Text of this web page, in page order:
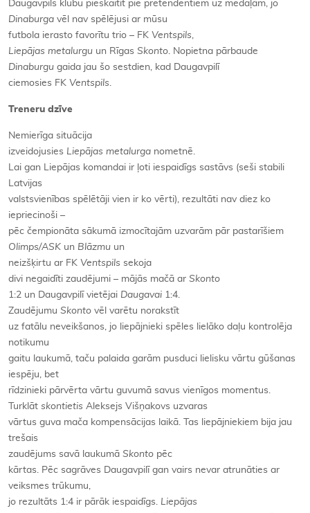
Daugavpils klubu pieskaitīt pie pretendentiem uz medaļām, jo
Dinaburga vēl nav spēlējusi ar mūsu
futbola ierasto favorītu trio – FK Ventspils,
Liepājas metalurgu un Rīgas Skonto. Nopietna pārbaude
Dinaburgu gaida jau šo sestdien, kad Daugavpilī
ciemosies FK Ventspils.
Treneru dzīve
Nemierīga situācija
izveidojusies Liepājas metalurga nometnē.
Lai gan Liepājas komandai ir ļoti iespaidīgs sastāvs (seši stabili
Latvijas
valstsvienības spēlētāji vien ir ko vērti), rezultāti nav diez ko
iepriecinoši –
pēc čempionāta sākumā izmocītajām uzvarām pār pastarīšiem
Olimps/ASK un Blāzmu un
neizšķirtu ar FK Ventspils sekoja
divi negaidīti zaudējumi – mājās mačā ar Skonto
1:2 un Daugavpilī vietējai Daugavai 1:4.
Zaudējumu Skonto vēl varētu norakstīt
uz fatālu neveikšanos, jo liepājnieki spēles lielāko daļu kontrolēja
notikumu
gaitu laukumā, taču palaida garām pusduci lielisku vārtu gūšanas
iespēju, bet
rīdzinieki pārvērta vārtu guvumā savus vienīgos momentus.
Turklāt skontietis Aleksejs Višņakovs uzvaras
vārtus guva mača kompensācijas laikā. Tas liepājniekiem bija jau
trešais
zaudējums savā laukumā Skonto pēc
kārtas. Pēc sagrāves Daugavpilī gan vairs nevar atrunāties ar
veiksmes trūkumu,
jo rezultāts 1:4 ir pārāk iespaidīgs. Liepājas